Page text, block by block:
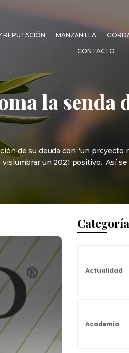
REPUTACIÓN MANZANILLA
CONTACTO
la senda
de su deuda con “un proyecto
un 2021 positivo. Así
Actualidad
Academia